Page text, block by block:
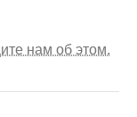
нам об этом.